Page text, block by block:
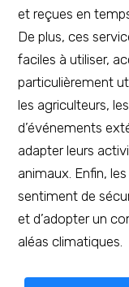
et reçues en
De plus, ces
faciles à utiliser,
particulièrement
les agriculteurs,
d’événements
adapter leurs
animaux. Enfin,
sentiment de
et d’adopter un
aléas climatiques.